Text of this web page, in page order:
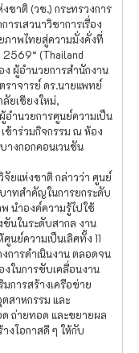
ชาติ (วช.) กระทรวงการ
รเสวนาวิชาการเรื่อง
ภาพไทยสู่ความมั่งคั่งที่
2569“ (Thailand
ผู้อำนวยการสำนักงาน
ราจารย์ ดร.นายแพทย์
ยเชียงใหม่,
ำนวยการศูนย์ความเป็น
ข้าร่วมกิจกรรม ณ ห้อง
างกอกคอนเวนชัน
จัยแห่งชาติ กล่าวว่า ศูนย์
าทสำคัญในการยกระดับ
นำองค์ความรู้ไปใช้
ขันในระดับสากล งาน
นย์ความเป็นเลิศทั้ง 11
การดำเนินงาน ตลอดจน
ในการขับเคลื่อนงาน
การสร้างเครือข่าย
สาหกรรม และ
ด ถ่ายทอด และขยายผล
งโอกาสดี ๆ ให้กับ